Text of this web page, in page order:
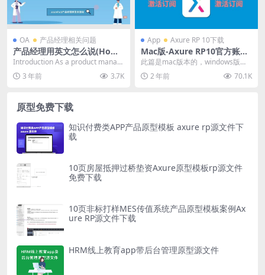
OA 产品经理相关问题
产品经理用英文怎么说(How t
o Say ‘Product Manager’ in
Introduction As a product manag
er, it is...
3 年前 3.7K
App Axure RP 10下载
Mac版-Axure RP10官方账号
授权教程【破解版】2024年5
此篇是mac版本的，windows版本
请移步 https://axurehub....
2 年前 70.1K
原型免费下载
知识付费类APP产品原型模板 axure rp源文件下
载
10页房屋抵押过桥垫资Axure原型模板rp源文件
免费下载
10页非标打样MES传值系统产品原型模板案例Ax
ure RP源文件下载
HRM线上教育app带后台管理原型源文件